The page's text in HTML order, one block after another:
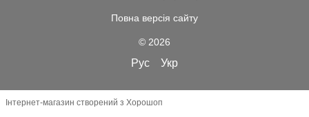
Повна версія сайту
© 2026
Рус Укр
Інтернет-магазин створений з Хорошоп